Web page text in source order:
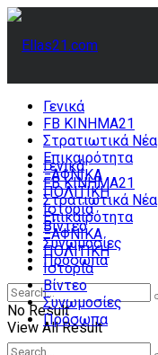
Γενικά
FB ΚΙΝΗΜΑ21
Στρατιωτικά Νέα
Επικαιρότητα
ΞΑΦΝΙΚΑ
ΠΟΛΙΤΙΚΗ
Ιστορία
Βίντεο
Συνωμοσίες
Πρόσωπα
No Result
View All Result
Γενικά
FB ΚΙΝΗΜΑ21
Στρατιωτικά Νέα
Επικαιρότητα
ΞΑΦΝΙΚΑ
ΠΟΛΙΤΙΚΗ
Ιστορία
Βίντεο
Συνωμοσίες
Πρόσωπα